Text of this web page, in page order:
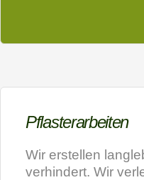
:
Pflasterarbeiten
Wir erstellen
verhindert. Wir